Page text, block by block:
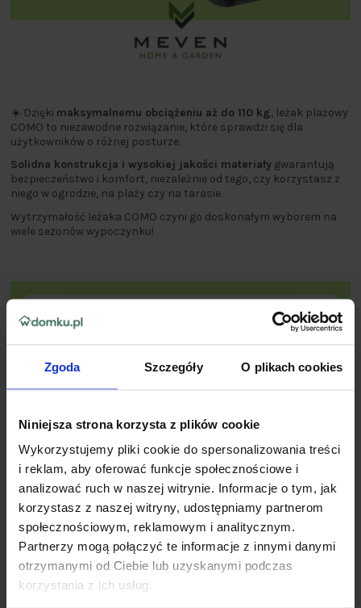
Zgoda Szczegóły O plikach cookies
Niniejsza strona korzysta z plików cookie
Wykorzystujemy pliki cookie do spersonalizowania treści
i reklam, aby oferować funkcje społecznościowe i
analizować ruch w naszej witrynie. Informacje o tym, jak
korzystasz z naszej witryny, udostępniamy partnerom
społecznościowym, reklamowym i analitycznym.
Partnerzy mogą połączyć te informacje z innymi danymi
otrzymanymi od Ciebie lub uzyskanymi podczas
korzystania z ich usług.
☀️ Dzięki maksymalnemu obciążeniu aż do 110 kg, leżak plażowy
COMO to niezawodne rozwiązanie, które sprawdzi się dla
użytkowników o różnej posturze.
Solidna konstrukcja i wysokiej jakości materiały gwarantują
bezpieczeństwo i komfort, niezależnie od tego, czy korzystasz z
niego w ogrodzie, na plaży czy na tarasie.
Wytrzymałość leżaka COMO czyni go doskonałym wyborem na
wiele sezonów wypoczynku!